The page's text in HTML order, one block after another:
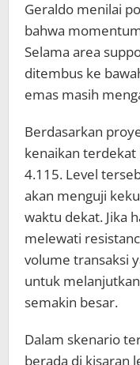
Geraldo menilai
bahwa
Selama area
ditembus ke
emas masih
Berdasarkan
kenaikan terdekat
4.115. Level
akan menguji
waktu dekat. Jika
melewati
volume transaksi
untuk
semakin besar.
Dalam skenario
berada di kisaran